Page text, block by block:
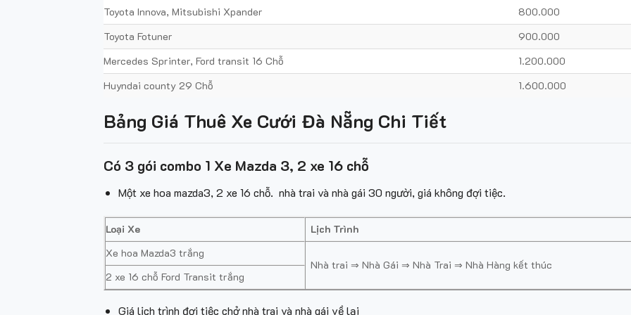
Toyota Innova, Mitsubishi Xpander
800.000
Toyota Fotuner
900.000
Mercedes Sprinter, Ford transit 16 Chỗ
1.200.000
Huyndai county 29 Chỗ
1.600.000
Bảng Giá Thuê Xe Cưới Đà Nẵng Chi Tiết
Có 3 gói combo 1 Xe Mazda 3, 2 xe 16 chỗ
Một xe hoa mazda3, 2 xe 16 chỗ. nhà trai và nhà gái 30 người, giá không đợi tiệc.
Loại Xe
Lịch Trình
Xe hoa Mazda3 trắng
Nhà trai ⇒ Nhà Gái ⇒ Nhà Trai ⇒ Nhà Hàng kết thúc
2 xe 16 chỗ Ford Transit trắng
Giá lịch trình đợi tiệc chở nhà trai và nhà gái về lại